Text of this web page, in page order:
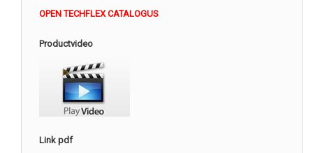
OPEN TECHFLEX CATALOGUS
Productvideo
Link pdf